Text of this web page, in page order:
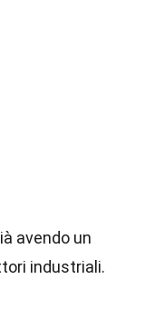
avendo un
industriali.